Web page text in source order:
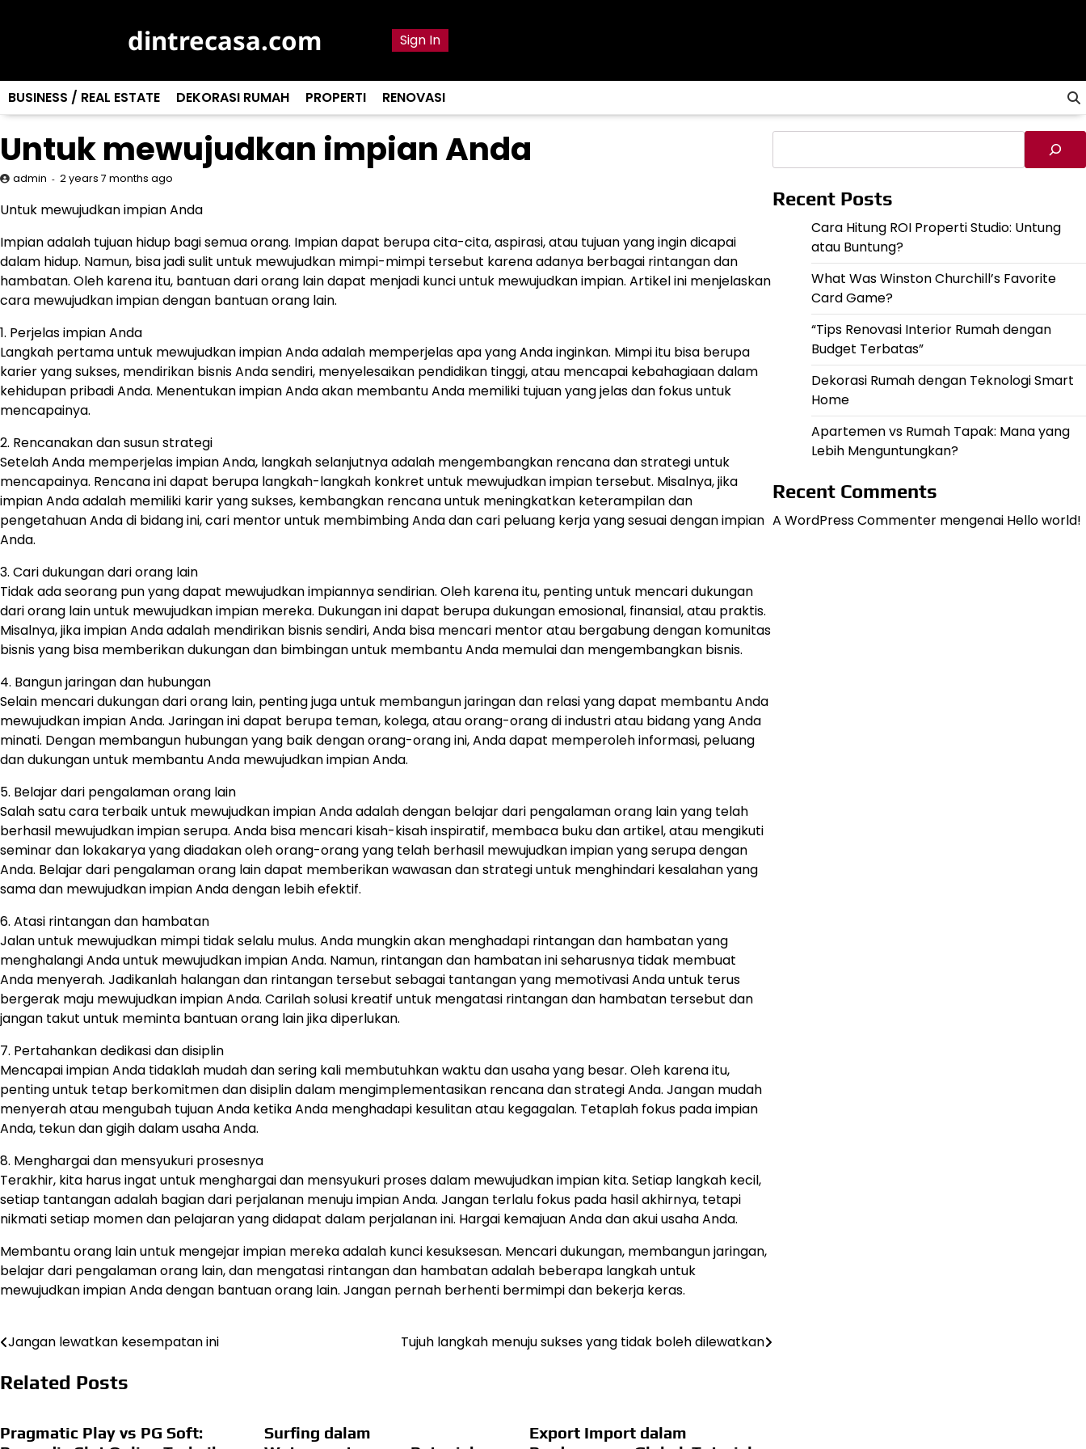
dintrecasa.com Sign In
BUSINESS / REAL ESTATE DEKORASI RUMAH PROPERTI RENOVASI
Untuk mewujudkan impian Anda
admin 2 years 7 months ago
Untuk mewujudkan impian Anda
Impian adalah tujuan hidup bagi semua orang. Impian dapat berupa cita-cita, aspirasi, atau tujuan yang ingin dicapai
dalam hidup. Namun, bisa jadi sulit untuk mewujudkan mimpi-mimpi tersebut karena adanya berbagai rintangan dan
hambatan. Oleh karena itu, bantuan dari orang lain dapat menjadi kunci untuk mewujudkan impian. Artikel ini menjelaskan
cara mewujudkan impian dengan bantuan orang lain.
1. Perjelas impian Anda
Langkah pertama untuk mewujudkan impian Anda adalah memperjelas apa yang Anda inginkan. Mimpi itu bisa berupa
karier yang sukses, mendirikan bisnis Anda sendiri, menyelesaikan pendidikan tinggi, atau mencapai kebahagiaan dalam
kehidupan pribadi Anda. Menentukan impian Anda akan membantu Anda memiliki tujuan yang jelas dan fokus untuk
mencapainya.
2. Rencanakan dan susun strategi
Setelah Anda memperjelas impian Anda, langkah selanjutnya adalah mengembangkan rencana dan strategi untuk
mencapainya. Rencana ini dapat berupa langkah-langkah konkret untuk mewujudkan impian tersebut. Misalnya, jika
impian Anda adalah memiliki karir yang sukses, kembangkan rencana untuk meningkatkan keterampilan dan
pengetahuan Anda di bidang ini, cari mentor untuk membimbing Anda dan cari peluang kerja yang sesuai dengan impian
Anda.
3. Cari dukungan dari orang lain
Tidak ada seorang pun yang dapat mewujudkan impiannya sendirian. Oleh karena itu, penting untuk mencari dukungan
dari orang lain untuk mewujudkan impian mereka. Dukungan ini dapat berupa dukungan emosional, finansial, atau praktis.
Misalnya, jika impian Anda adalah mendirikan bisnis sendiri, Anda bisa mencari mentor atau bergabung dengan komunitas
bisnis yang bisa memberikan dukungan dan bimbingan untuk membantu Anda memulai dan mengembangkan bisnis.
4. Bangun jaringan dan hubungan
Selain mencari dukungan dari orang lain, penting juga untuk membangun jaringan dan relasi yang dapat membantu Anda
mewujudkan impian Anda. Jaringan ini dapat berupa teman, kolega, atau orang-orang di industri atau bidang yang Anda
minati. Dengan membangun hubungan yang baik dengan orang-orang ini, Anda dapat memperoleh informasi, peluang
dan dukungan untuk membantu Anda mewujudkan impian Anda.
5. Belajar dari pengalaman orang lain
Salah satu cara terbaik untuk mewujudkan impian Anda adalah dengan belajar dari pengalaman orang lain yang telah
berhasil mewujudkan impian serupa. Anda bisa mencari kisah-kisah inspiratif, membaca buku dan artikel, atau mengikuti
seminar dan lokakarya yang diadakan oleh orang-orang yang telah berhasil mewujudkan impian yang serupa dengan
Anda. Belajar dari pengalaman orang lain dapat memberikan wawasan dan strategi untuk menghindari kesalahan yang
sama dan mewujudkan impian Anda dengan lebih efektif.
6. Atasi rintangan dan hambatan
Jalan untuk mewujudkan mimpi tidak selalu mulus. Anda mungkin akan menghadapi rintangan dan hambatan yang
menghalangi Anda untuk mewujudkan impian Anda. Namun, rintangan dan hambatan ini seharusnya tidak membuat
Anda menyerah. Jadikanlah halangan dan rintangan tersebut sebagai tantangan yang memotivasi Anda untuk terus
bergerak maju mewujudkan impian Anda. Carilah solusi kreatif untuk mengatasi rintangan dan hambatan tersebut dan
jangan takut untuk meminta bantuan orang lain jika diperlukan.
7. Pertahankan dedikasi dan disiplin
Mencapai impian Anda tidaklah mudah dan sering kali membutuhkan waktu dan usaha yang besar. Oleh karena itu,
penting untuk tetap berkomitmen dan disiplin dalam mengimplementasikan rencana dan strategi Anda. Jangan mudah
menyerah atau mengubah tujuan Anda ketika Anda menghadapi kesulitan atau kegagalan. Tetaplah fokus pada impian
Anda, tekun dan gigih dalam usaha Anda.
8. Menghargai dan mensyukuri prosesnya
Terakhir, kita harus ingat untuk menghargai dan mensyukuri proses dalam mewujudkan impian kita. Setiap langkah kecil,
setiap tantangan adalah bagian dari perjalanan menuju impian Anda. Jangan terlalu fokus pada hasil akhirnya, tetapi
nikmati setiap momen dan pelajaran yang didapat dalam perjalanan ini. Hargai kemajuan Anda dan akui usaha Anda.
Membantu orang lain untuk mengejar impian mereka adalah kunci kesuksesan. Mencari dukungan, membangun jaringan,
belajar dari pengalaman orang lain, dan mengatasi rintangan dan hambatan adalah beberapa langkah untuk
mewujudkan impian Anda dengan bantuan orang lain. Jangan pernah berhenti bermimpi dan bekerja keras.
Navigasi
pos
Jangan lewatkan kesempatan ini Tujuh langkah menuju sukses yang tidak boleh dilewatkan
Related Posts
Pragmatic Play vs PG Soft:
Surfing dalam
Export Import dalam
Recent Posts
Cara Hitung ROI Properti Studio: Untung
atau Buntung?
What Was Winston Churchill’s Favorite
Card Game?
“Tips Renovasi Interior Rumah dengan
Budget Terbatas”
Dekorasi Rumah dengan Teknologi Smart
Home
Apartemen vs Rumah Tapak: Mana yang
Lebih Menguntungkan?
Recent Comments
A WordPress Commentermengenai Hello world!